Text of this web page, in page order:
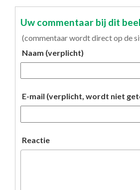
Uw commentaar bij dit
(commentaar wordt direct op de
Naam (verplicht)
E-mail (verplicht, wordt niet
Reactie